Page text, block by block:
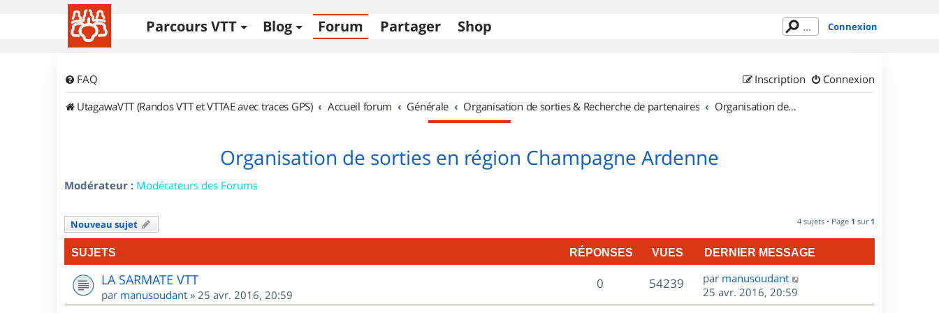
Parcours VTT Blog Forum Partager Shop Connexion
FAQ Connexion
Inscription
UtagawaVTT (Randos VTT et VTTAE avec traces GPS)
Accueil forum Générale Organisation de sorties & Recherche de partenaires Organisation de sorties en région Champagne Ardenne
Organisation de sorties en région Champagne Ardenne
Modérateur : Modérateurs des Forums
Nouveau sujet 4 sujets • Page 1 sur 1
SUJETS RÉPONSES VUES DERNIER MESSAGE
LA SARMATE VTT
par manusoudant » 25 avr. 2016, 20:59
0R
é
54239V
u
D
e
r
par manusoudant
25 avr. 2016, 20:59